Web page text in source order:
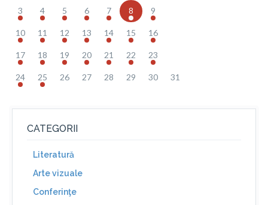
3 4 5 6 7 8 9
10 11 12 13 14 15 16
17 18 19 20 21 22 23
24 25 26 27 28 29 30 31
CATEGORII
Literatură
Arte vizuale
Conferinţe